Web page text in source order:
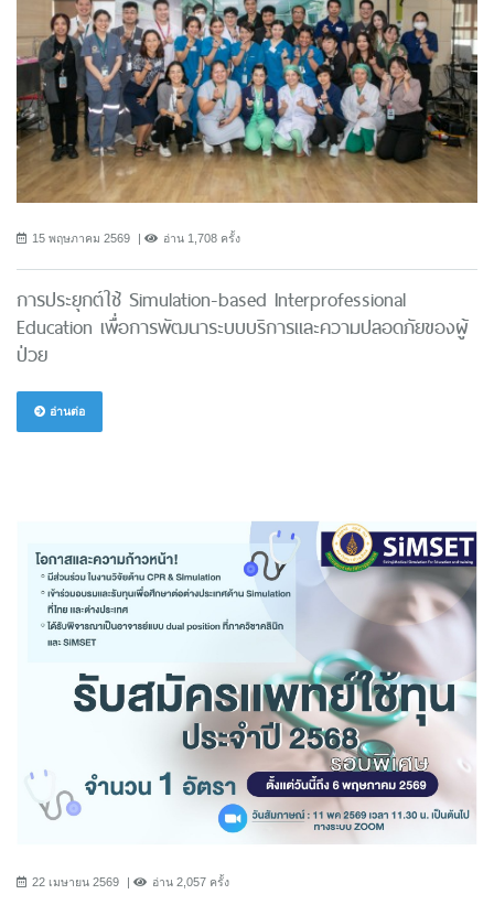
15 พฤษภาคม 2569 อ่าน 1,708 ครั้ง
การประยุกต์ใช้ Simulation-based Interprofessional
Education เพื่อการพัฒนาระบบบริการและความปลอดภัยของผู้
ป่วย
อ่านต่อ
22 เมษายน 2569 อ่าน 2,057 ครั้ง